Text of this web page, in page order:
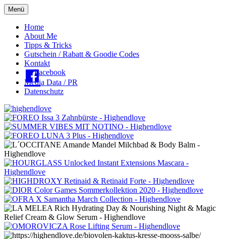
Menü
Oberes
Menü
Home
About Me
Tipps & Tricks
Gutschein / Rabatt & Goodie Codes
Kontakt
Facebook
Media Data / PR
Datenschutz